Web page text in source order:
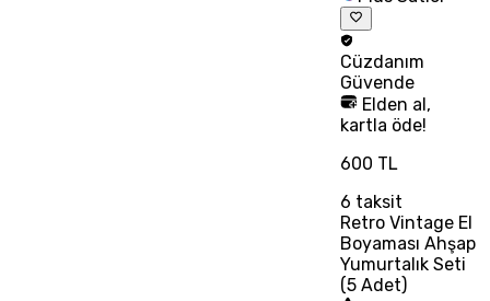
Cüzdanım
Güvende
Elden al,
kartla öde!
600 TL
6 taksit
Retro Vintage El
Boyaması Ahşap
Yumurtalık Seti
(5 Adet)